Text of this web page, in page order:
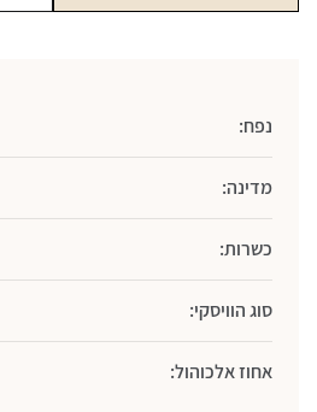
נפח:
מדינה:
כשרות:
סוג הוויסקי:
אחוז אלכוהול: